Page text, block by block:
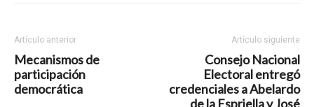
Artículo anterior
Mecanismos de
participación
democrática
Artículo siguiente
Consejo Nacional
Electoral entregó
credenciales a Abelardo
de la Espriella y José